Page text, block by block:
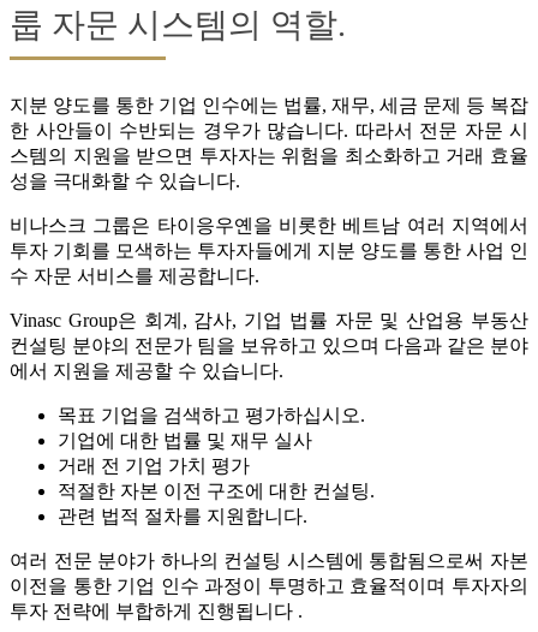
룹 자문 시스템의 역할.
지분 양도를 통한 기업 인수에는 법률, 재무, 세금 문제 등 복잡
한 사안들이 수반되는 경우가 많습니다. 따라서 전문 자문 시
스템의 지원을 받으면 투자자는 위험을 최소화하고 거래 효율
성을 극대화할 수 있습니다.
비나스크 그룹은 타이응우옌을 비롯한 베트남 여러 지역에서
투자 기회를 모색하는 투자자들에게 지분 양도를 통한 사업 인
수 자문 서비스를 제공합니다.
Vinasc Group은 회계, 감사, 기업 법률 자문 및 산업용 부동산
컨설팅 분야의 전문가 팀을 보유하고 있으며 다음과 같은 분야
에서 지원을 제공할 수 있습니다.
목표 기업을 검색하고 평가하십시오.
기업에 대한 법률 및 재무 실사
거래 전 기업 가치 평가
적절한 자본 이전 구조에 대한 컨설팅.
관련 법적 절차를 지원합니다.
여러 전문 분야가 하나의 컨설팅 시스템에 통합됨으로써 자본
이전을 통한 기업 인수 과정이 투명하고 효율적이며 투자자의
투자 전략에 부합하게 진행됩니다 .